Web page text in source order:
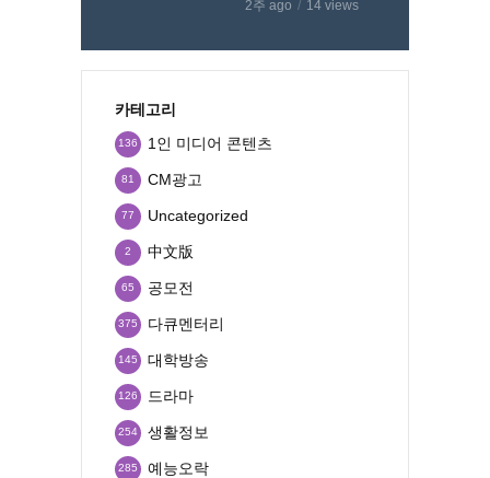
2주 ago 14 views
카테고리
1인 미디어 콘텐츠
136
CM광고
81
Uncategorized
77
中文版
2
공모전
65
다큐멘터리
375
대학방송
145
드라마
126
생활정보
254
예능오락
285